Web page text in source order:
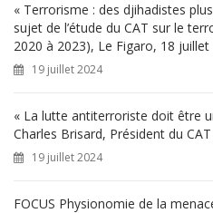
« Terrorisme : des djihadistes
sujet de l’étude du CAT sur le
2020 à 2023), Le Figaro, 18 juillet
19 juillet 2024
« La lutte antiterroriste doit être
Charles Brisard, Président du
19 juillet 2024
FOCUS Physionomie de la